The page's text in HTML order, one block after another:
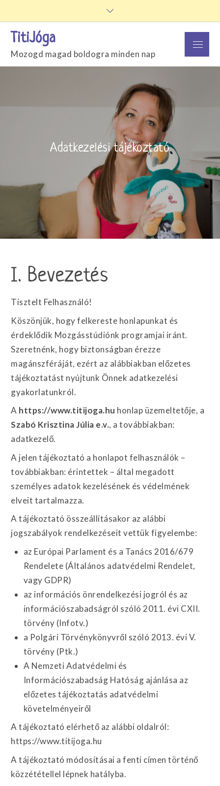
content
TitiJóga
Mozogd magad boldogra minden nap
Menu
Adatkezelési tájékoztató
I. Bevezetés
Tisztelt Felhasználó!
Köszönjük, hogy felkereste honlapunkat és
érdeklődik Mozgásstúdiónk programjai iránt.
Szeretnénk, hogy biztonságban érezze
magánszféráját, ezért az alábbiakban előzetes
tájékoztatást nyújtunk Önnek adatkezelési
gyakorlatunkról.
A https://www.titijoga.hu honlap üzemeltetője, a
Szabó Krisztina Júlia e.v., a továbbiakban:
adatkezelő.
A jelen tájékoztató a honlapot felhasználók –
továbbiakban: érintettek – által megadott
személyes adatok kezelésének és védelmének
elveit tartalmazza.
A tájékoztató összeállításakor az alábbi
jogszabályok rendelkezéseit vettük figyelembe:
az Európai Parlament és a Tanács 2016/679
Rendelete (Általános adatvédelmi Rendelet,
vagy GDPR)
az információs önrendelkezési jogról és az
információszabadságról szóló 2011. évi CXII.
törvény (Infotv.)
a Polgári Törvénykönyvről szóló 2013. évi V.
törvény (Ptk.)
A Nemzeti Adatvédelmi és
Információszabadság Hatóság ajánlása az
előzetes tájékoztatás adatvédelmi
követelményeiről
A tájékoztató elérhető az alábbi oldalról:
https://www.titijoga.hu
A tájékoztató módosításai a fenti címen történő
közzététellel lépnek hatályba.